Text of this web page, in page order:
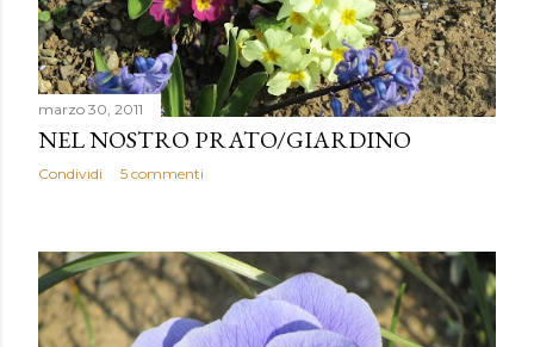
marzo 30, 2011
NEL NOSTRO PRATO/GIARDINO
Condividi 5 commenti